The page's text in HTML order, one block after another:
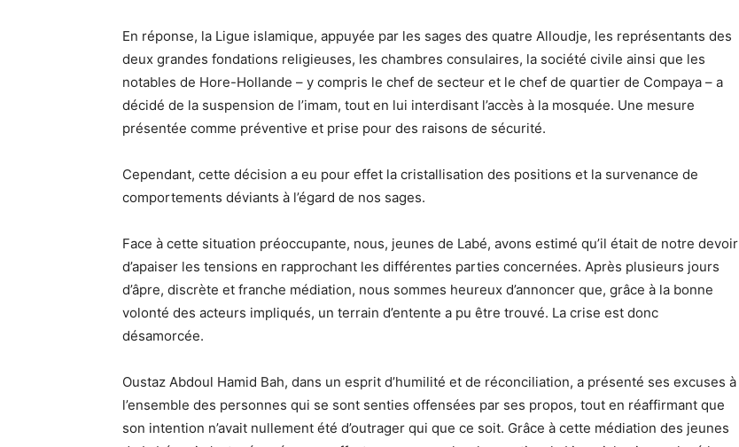
En réponse, la Ligue islamique, appuyée par les sages des quatre Alloudje, les représentants des
deux grandes fondations religieuses, les chambres consulaires, la société civile ainsi que les
notables de Hore-Hollande – y compris le chef de secteur et le chef de quartier de Compaya – a
décidé de la suspension de l’imam, tout en lui interdisant l’accès à la mosquée. Une mesure
présentée comme préventive et prise pour des raisons de sécurité.
Cependant, cette décision a eu pour effet la cristallisation des positions et la survenance de
comportements déviants à l’égard de nos sages.
Face à cette situation préoccupante, nous, jeunes de Labé, avons estimé qu’il était de notre devoir
d’apaiser les tensions en rapprochant les différentes parties concernées. Après plusieurs jours
d’âpre, discrète et franche médiation, nous sommes heureux d’annoncer que, grâce à la bonne
volonté des acteurs impliqués, un terrain d’entente a pu être trouvé. La crise est donc
désamorcée.
Oustaz Abdoul Hamid Bah, dans un esprit d’humilité et de réconciliation, a présenté ses excuses à
l’ensemble des personnes qui se sont senties offensées par ses propos, tout en réaffirmant que
son intention n’avait nullement été d’outrager qui que ce soit. Grâce à cette médiation des jeunes